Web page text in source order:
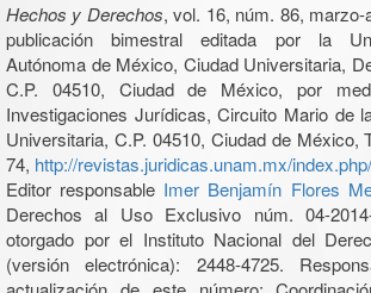
Hechos y Derechos, vol. 16, núm. 86,
publicación bimestral editada por la
Autónoma de México, Ciudad Universitaria,
C.P. 04510, Ciudad de México, por
Investigaciones Jurídicas, Circuito Mario de
Universitaria, C.P. 04510, Ciudad de México,
74, http://revistas.juridicas.unam.mx/
Editor responsable Imer Benjamín Flores
Derechos al Uso Exclusivo núm. 04-2014-
otorgado por el Instituto Nacional del
(versión electrónica): 2448-4725.